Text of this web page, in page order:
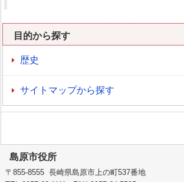
目的から探す
歴史
サイトマップから探す
島原市役所
〒855-8555 長崎県島原市上の町537番地